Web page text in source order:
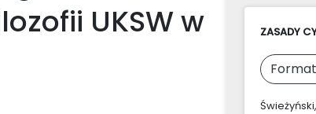
UKSW w
ZASADY